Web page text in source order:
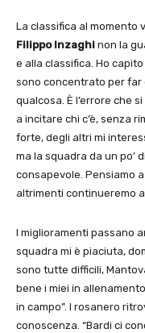
La classifica al momento
Filippo Inzaghi non la
e alla classifica. Ho
sono concentrato per far
qualcosa. È l’errore che
a incitare chi c’è, senza
forte, degli altri mi
ma la squadra da un po’
consapevole. Pensiamo
altrimenti continueremo
I miglioramenti passano
squadra mi è piaciuta,
sono tutte difficili,
bene i miei in
in campo”. I rosanero
conoscenza. “Bardi ci